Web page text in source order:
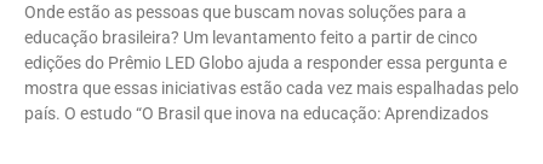
Onde estão as pessoas que buscam novas soluções para a
educação brasileira? Um levantamento feito a partir de cinco
edições do Prêmio LED Globo ajuda a responder essa pergunta e
mostra que essas iniciativas estão cada vez mais espalhadas pelo
país. O estudo “O Brasil que inova na educação: Aprendizados